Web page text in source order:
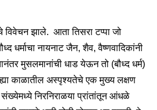
झाले. आता तिसरा टप्पा जो
धर्माचा नायनाट जैन, शैव, वैष्णवादिकांनी
मुसलमानांची धाड येऊन तो (बौध्द धर्म)
काळातील अस्पृश्यतेचे एक मुख्य लक्षण
निरनिराळया प्रांतांतून आंधळे